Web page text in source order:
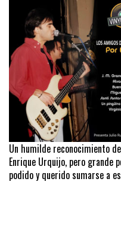
Un humilde reconocimiento
Enrique Urquijo, pero grande
podido y querido sumarse a